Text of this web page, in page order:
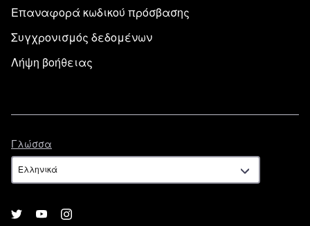
Επαναφορά κωδικού πρόσβασης
Συγχρονισμός δεδομένων
Λήψη βοήθειας
Γλώσσα